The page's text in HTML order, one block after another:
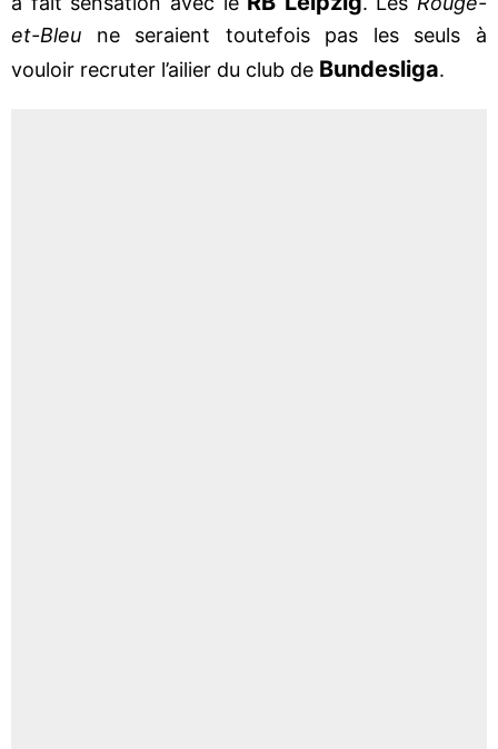
et-Bleu ne seraient toutefois pas les seuls à
vouloir recruter l’ailier du club de Bundesliga.